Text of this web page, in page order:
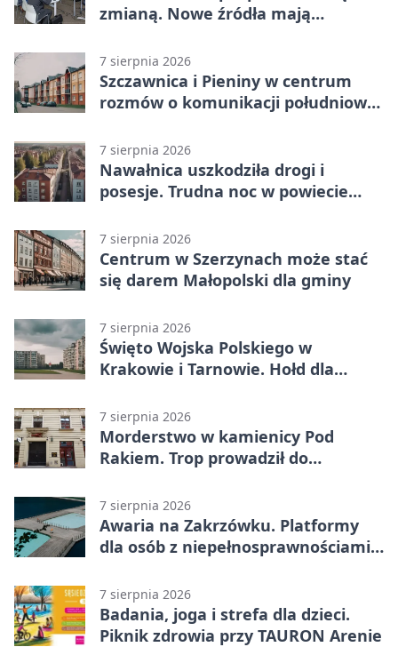
zmianą. Nowe źródła mają
7 sierpnia 2026
Szczawnica i Pieniny w centrum
rozmów o komunikacji południowej
7 sierpnia 2026
Nawałnica uszkodziła drogi i
posesje. Trudna noc w powiecie
7 sierpnia 2026
Centrum w Szerzynach może stać
się darem Małopolski dla gminy
7 sierpnia 2026
Święto Wojska Polskiego w
Krakowie i Tarnowie. Hołd dla
7 sierpnia 2026
Morderstwo w kamienicy Pod
Rakiem. Trop prowadził do
7 sierpnia 2026
Awaria na Zakrzówku. Platformy
dla osób z niepełnosprawnościami
7 sierpnia 2026
Badania, joga i strefa dla dzieci.
Piknik zdrowia przy TAURON Arenie